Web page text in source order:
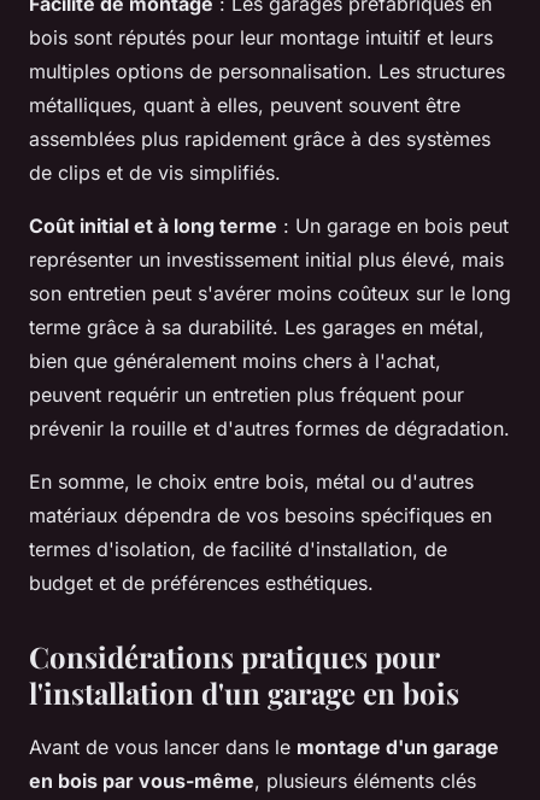
bois sont réputés pour leur montage intuitif et leurs
multiples options de personnalisation. Les structures
métalliques, quant à elles, peuvent souvent être
assemblées plus rapidement grâce à des systèmes
de clips et de vis simplifiés.
Coût initial et à long terme : Un garage en bois peut
représenter un investissement initial plus élevé, mais
son entretien peut s'avérer moins coûteux sur le long
terme grâce à sa durabilité. Les garages en métal,
bien que généralement moins chers à l'achat,
peuvent requérir un entretien plus fréquent pour
prévenir la rouille et d'autres formes de dégradation.
En somme, le choix entre bois, métal ou d'autres
matériaux dépendra de vos besoins spécifiques en
termes d'isolation, de facilité d'installation, de
budget et de préférences esthétiques.
Considérations pratiques pour
l'installation d'un garage en bois
Avant de vous lancer dans le montage d'un garage
en bois par vous-même, plusieurs éléments clés